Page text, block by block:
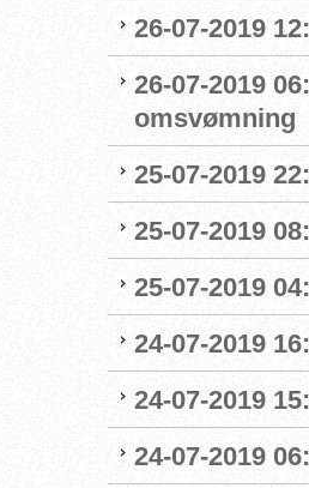
26-07-2019
26-07-2019
omsvømning
25-07-2019
25-07-2019
25-07-2019
24-07-2019
24-07-2019
24-07-2019